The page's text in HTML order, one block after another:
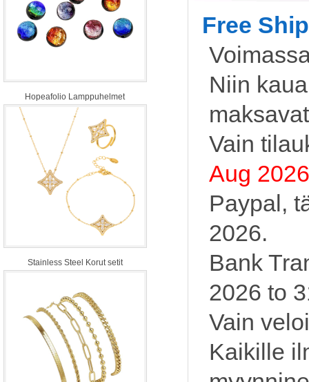
Hopeafolio Lamppuhelmet
Stainless Steel Korut setit
Free
Niin
Vain
Aug
Paypal,
2026.
Bank
2026 to
Vain
Kaikille